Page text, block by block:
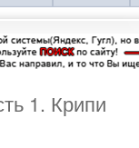
1. Крипи